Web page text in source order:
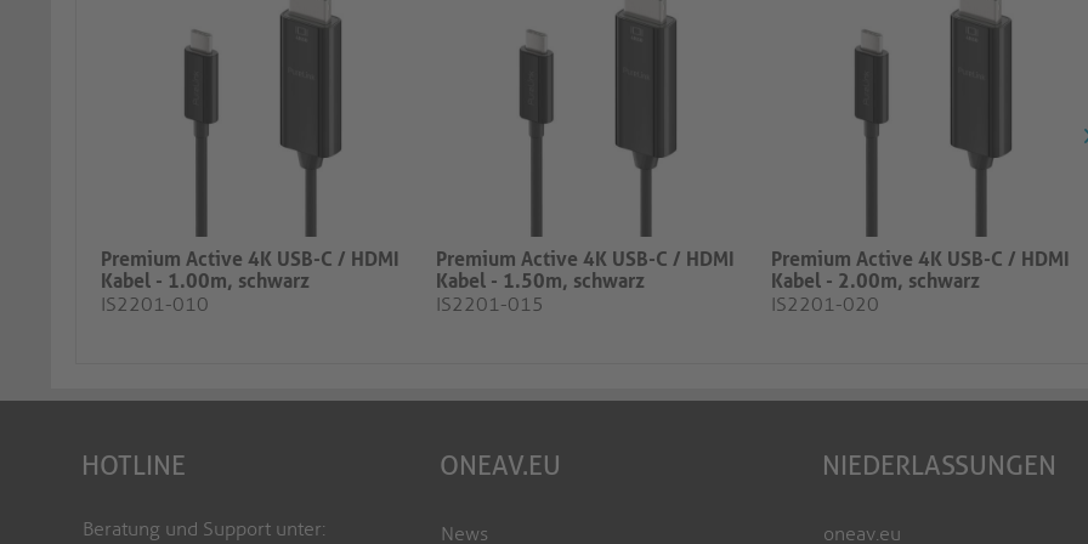
Premium Active 4K USB-C / HDMI
Kabel - 1.00m, schwarz
IS2201-010
Premium Active 4K USB-C / HDMI
Kabel - 1.50m, schwarz
IS2201-015
Premium Active 4K USB-C / HDMI
Kabel - 2.00m, schwarz
IS2201-020
HOTLINE
Beratung und Support unter:
ONEAV.EU
News
NIEDERLASSUNGEN
oneav.eu